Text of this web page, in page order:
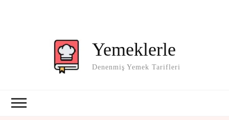
Yemeklerle
Denenmiş Yemek Tarifleri